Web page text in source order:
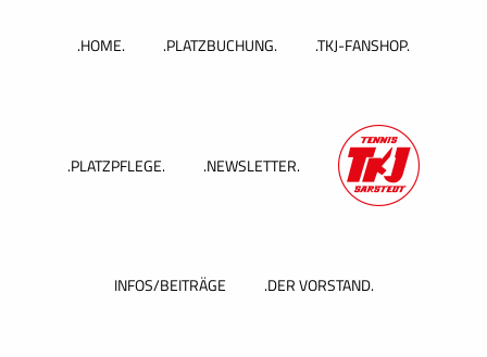
.HOME. .PLATZBUCHUNG. .TKJ-FANSHOP.
.PLATZPFLEGE. .NEWSLETTER.
INFOS/BEITRÄGE .DER VORSTAND.